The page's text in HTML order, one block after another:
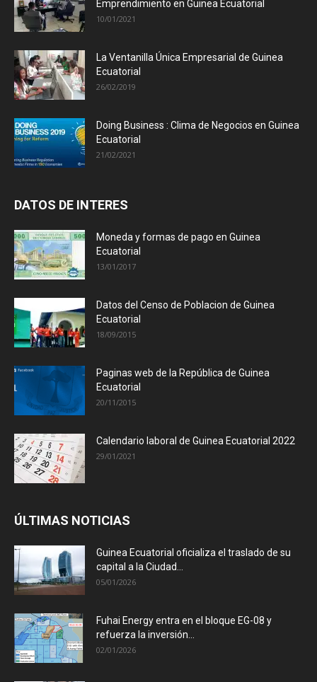
Emprendimiento en Guinea Ecuatorial
10/01/2021
La Ventanilla Única Empresarial de Guinea
Ecuatorial
26/02/2019
Doing Business : Clima de Negocios en Guinea
Ecuatorial
21/02/2021
DATOS DE INTERES
Moneda y formas de pago en Guinea
Ecuatorial
13/01/2017
Datos del Censo de Poblacion de Guinea
Ecuatorial
18/09/2015
Paginas web de la República de Guinea
Ecuatorial
20/11/2015
Calendario laboral de Guinea Ecuatorial 2022
29/01/2021
ÚLTIMAS NOTICIAS
Guinea Ecuatorial oficializa el traslado de su
capital a la Ciudad...
05/01/2026
Fuhai Energy entra en el bloque EG-08 y
refuerza la inversión...
02/01/2026